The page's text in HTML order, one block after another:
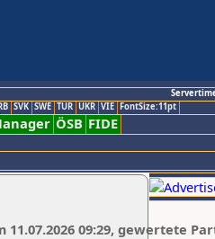
SVK SWE TUR UKR VIE FontSize:11pt
ÖSB FIDE
11.07.2026 09:29, gewertete